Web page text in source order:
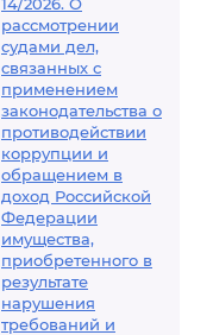
рассмотрении
судами дел,
связанных с
применением
законодательства о
противодействии
коррупции и
обращением в
доход Российской
Федерации
имущества,
приобретенного в
результате
нарушения
требований и